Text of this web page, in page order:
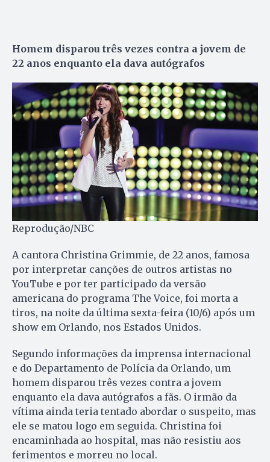
Homem disparou três vezes contra a jovem de
22 anos enquanto ela dava autógrafos
Reprodução/NBC
A cantora Christina Grimmie, de 22 anos, famosa
por interpretar canções de outros artistas no
YouTube e por ter participado da versão
americana do programa The Voice, foi morta a
tiros, na noite da última sexta-feira (10/6) após um
show em Orlando, nos Estados Unidos.
Segundo informações da imprensa internacional
e do Departamento de Polícia da Orlando, um
homem disparou três vezes contra a jovem
enquanto ela dava autógrafos a fãs. O irmão da
vítima ainda teria tentado abordar o suspeito, mas
ele se matou logo em seguida. Christina foi
encaminhada ao hospital, mas não resistiu aos
ferimentos e morreu no local.